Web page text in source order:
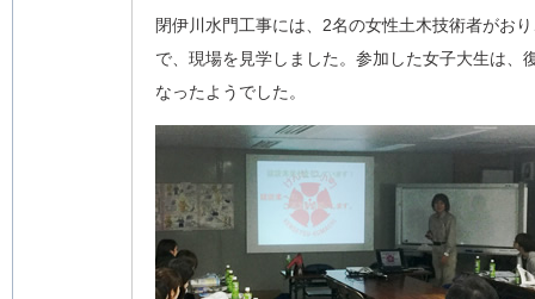
閉伊川水門工事には、2名の女性土木技術者がお
で、現場を見学しました。参加した女子大生は
なったようでした。